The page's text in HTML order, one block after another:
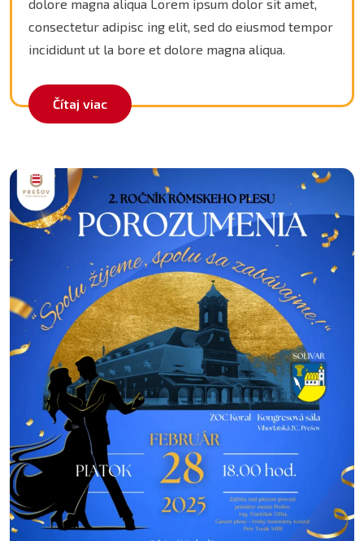
dolore magna aliqua Lorem ipsum dolor sit amet,
consectetur adipisc ing elit, sed do eiusmod tempor
incididunt ut la bore et dolore magna aliqua.
Čítaj viac